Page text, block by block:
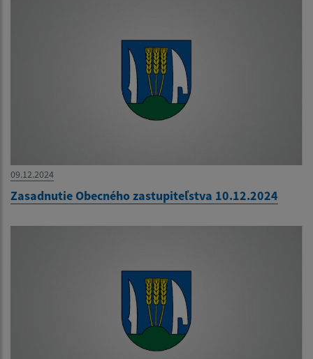
09.12.2024
Zasadnutie Obecného zastupiteľstva 10.12.2024